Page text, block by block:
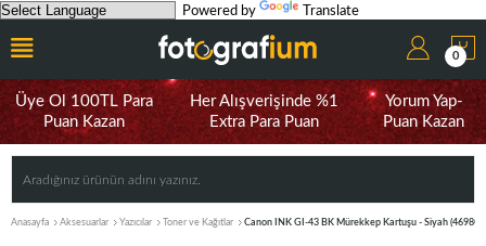
Powered by Translate
0
Üye Ol 100TL Para
Puan Kazan
Her Alışverişinde %1
Extra Para Puan
Yorum Yap-
Puan Kazan
Anasayfa Aksesuarlar Yazıcılar Toner ve Kağıtlar Canon INK GI-43 BK Mürekkep Kartuşu - Siyah